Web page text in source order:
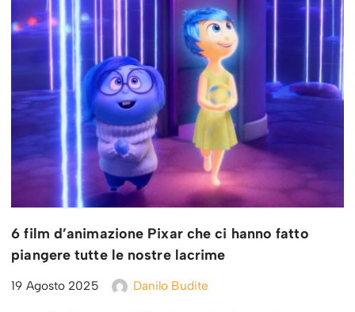
6 film d’animazione Pixar che ci hanno fatto
piangere tutte le nostre lacrime
19 Agosto 2025 Danilo Budite